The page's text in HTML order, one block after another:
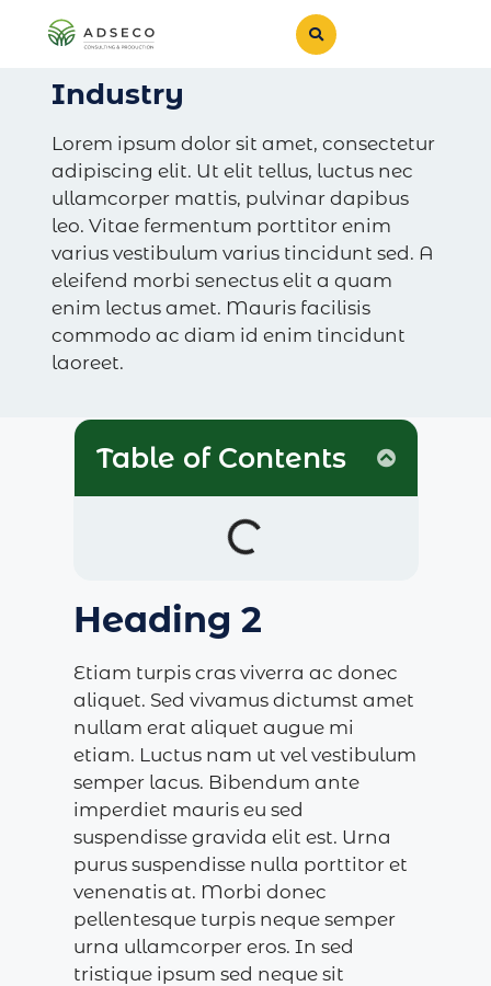
Industry
Lorem ipsum dolor sit amet, consectetur
adipiscing elit. Ut elit tellus, luctus nec
ullamcorper mattis, pulvinar dapibus
leo. Vitae fermentum porttitor enim
varius vestibulum varius tincidunt sed. A
eleifend morbi senectus elit a quam
enim lectus amet. Mauris facilisis
commodo ac diam id enim tincidunt
laoreet.
Table of Contents
Heading 2
Etiam turpis cras viverra ac donec
aliquet. Sed vivamus dictumst amet
nullam erat aliquet augue mi
etiam. Luctus nam ut vel vestibulum
semper lacus. Bibendum ante
imperdiet mauris eu sed
suspendisse gravida elit est. Urna
purus suspendisse nulla porttitor et
venenatis at. Morbi donec
pellentesque turpis neque semper
urna ullamcorper eros. In sed
tristique ipsum sed neque sit